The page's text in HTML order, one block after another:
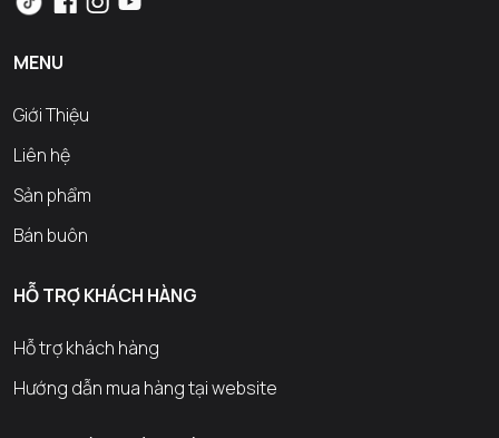
MENU
Giới Thiệu
Liên hệ
Sản phẩm
Bán buôn
HỖ TRỢ KHÁCH HÀNG
Hỗ trợ khách hàng
Hướng dẫn mua hàng tại website